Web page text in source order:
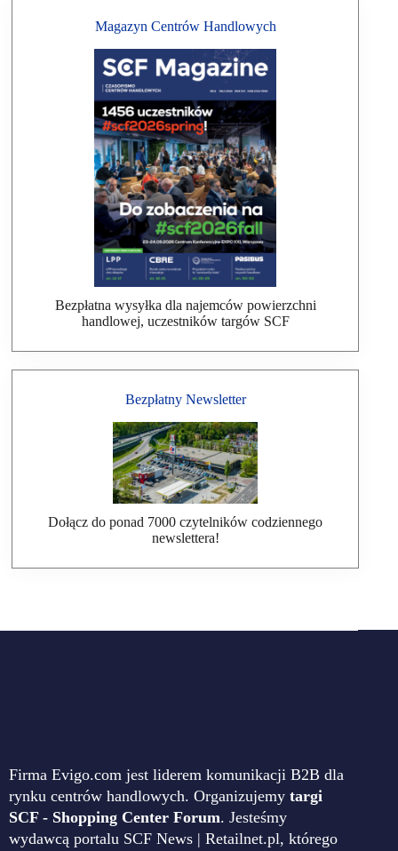
Magazyn Centrów Handlowych
Bezpłatna wysyłka dla najemców powierzchni
handlowej, uczestników targów SCF
Bezpłatny Newsletter
Dołącz do ponad 7000 czytelników codziennego
newslettera!
Firma Evigo.com jest liderem komunikacji B2B dla
rynku centrów handlowych. Organizujemy targi
SCF - Shopping Center Forum. Jesteśmy
wydawcą portalu SCF News | Retailnet.pl, którego